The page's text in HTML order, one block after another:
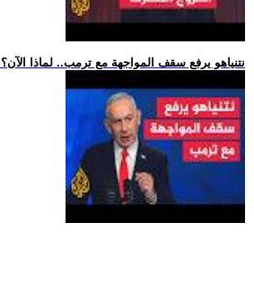
.. نتنياهو يرفع سقف المواجهة مع ترمب.. لماذا الآن؟